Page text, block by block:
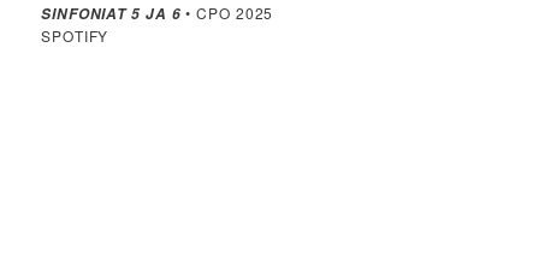
SINFONIAT 5 JA 6 • CPO 2025
SPOTIFY